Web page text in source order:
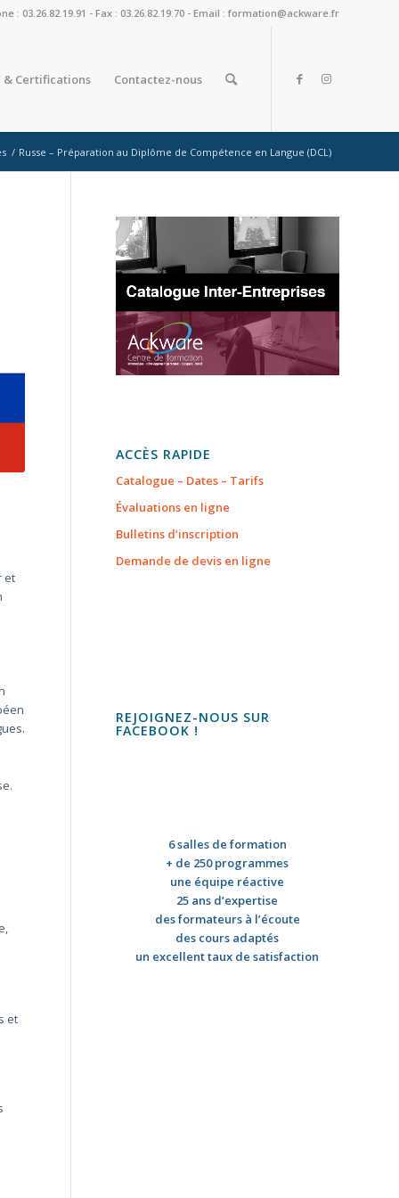
: 03.26.82.19.91 - Fax : 03.26.82.19.70 - Email : formation@ackware.fr
& Certifications Contactez-nous
/ Russe – Préparation au Diplôme de Compétence en Langue (DCL)
et
et
ACCÈS RAPIDE
Catalogue – Dates – Tarifs
Évaluations en ligne
Bulletins d’inscription
Demande de devis en ligne
REJOIGNEZ-NOUS SUR
FACEBOOK !
6 salles de formation
+ de 250 programmes
une équipe réactive
25 ans d’expertise
des formateurs à l’écoute
des cours adaptés
un excellent taux de satisfaction